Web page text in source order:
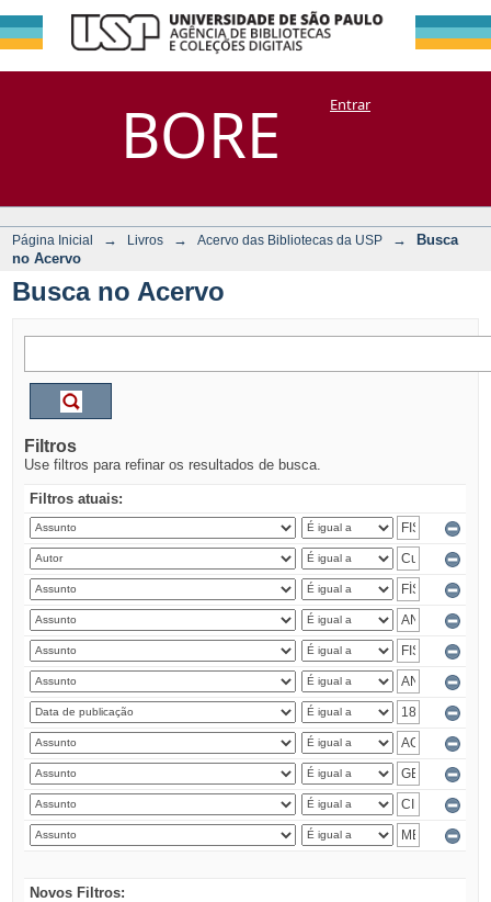
BORE
Busca no Acervo
DSpace/Manakin + CoriscoEntrar
Página Inicial → Livros → Acervo das Bibliotecas da USP →
Busca
no Acervo
Busca no Acervo
Filtros
Use filtros para refinar os resultados de busca.
Filtros atuais:
Novos Filtros: